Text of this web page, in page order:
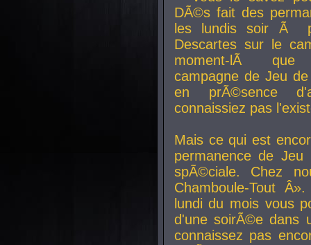
DÃ©s fait des
les lundis soir Ã
Descartes sur le
moment-lÃ que
campagne de Jeu
en prÃ©sence
connaissiez pas
Mais ce qui est
permanence de
spÃ©ciale. Chez
Chamboule-Tout
lundi du mois vous
d'une soirÃ©e dans
connaissez pas